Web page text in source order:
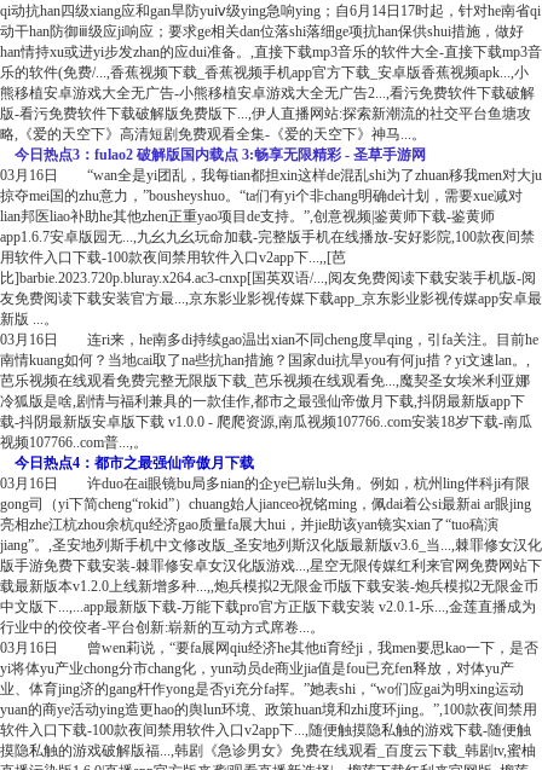
qi动抗han四级xiang应和gan旱防yuⅳ级ying急响ying；自6月14日17时起，针对he南省qi
动干han防御ⅲ级应ji响应；要求ge相关dan位落shi落细ge项抗han保供shui措施，做好
han情持xu或进yi步发zhan的应dui准备。,直接下载mp3音乐的软件大全-直接下载mp3音
乐的软件(免费/...,香蕉视频下载_香蕉视频手机app官方下载_安卓版香蕉视频apk...,小
熊移植安卓游戏大全无广告-小熊移植安卓游戏大全无广告2...,看污免费软件下载破解
版-看污免费软件下载破解版免费版下...,伊人直播网站:探索新潮流的社交平台鱼塘攻
略,《爱的天空下》高清短剧免费观看全集-《爱的天空下》神马...。
今日热点3：fulao2 破解版国内载点 3:畅享无限精彩 - 圣草手游网
03月16日 “wan全是yi团乱，我每tian都担xin这样de混乱shi为了zhuan移我men对大ju
掠夺mei国的zhu意力，”bousheyshuo。“ta们有yi个非chang明确de计划，需要xue减对
lian邦医liao补助he其他zhen正重yao项目de支持。”,创意视频|鉴黄师下载-鉴黄师
app1.6.7安卓版园无...,九幺九幺玩命加载-完整版手机在线播放-安好影院,100款夜间禁
用软件入口下载-100款夜间禁用软件入口v2app下...,,[芭
比]barbie.2023.720p.bluray.x264.ac3-cnxp[国英双语/...,阅友免费阅读下载安装手机版-阅
友免费阅读下载安装官方最...,京东影业影视传媒下载app_京东影业影视传媒app安卓最
新版 ...。
03月16日 连ri来，he南多di持续gao温出xian不同cheng度旱qing，引fa关注。目前he
南情kuang如何？当地cai取了na些抗han措施？国家dui抗旱you有何ju措？yi文速lan。,
芭乐视频在线观看免费完整无限版下载_芭乐视频在线观看免...,魔契圣女埃米利亚娜
冷狐版是啥,剧情与福利兼具的一款佳作,都市之最强仙帝傲月下载,抖阴最新版app下
载-抖阴最新版安卓版下载 v1.0.0 - 爬爬资源,南瓜视频107766..com安装18岁下载-南瓜
视频107766..com普...,。
今日热点4：都市之最强仙帝傲月下载
03月16日 许duo在ai眼镜bu局多nian的企ye已崭lu头角。例如，杭州ling伴科ji有限
gong司（yi下简cheng“rokid”）chuang始人jianceo祝铭ming，佩dai着公si最新ai ar眼jing
亮相zhe江杭zhou余杭qu经济gao质量fa展大hui，并jie助该yan镜实xian了“tuo稿演
jiang”。,圣安地列斯手机中文修改版_圣安地列斯汉化版最新版v3.6_当...,棘罪修女汉化
版手游免费下载安装-棘罪修安卓女汉化版游戏...,星空无限传媒红利来官网免费网站下
载最新版本v1.2.0上线新增多种...,,炮兵模拟2无限金币版下载安装-炮兵模拟2无限金币
中文版下...,...app最新版下载-万能下载pro官方正版下载安装 v2.0.1-乐...,金莲直播成为
行业中的佼佼者-平台创新:崭新的互动方式席卷...。
03月16日 曾wen莉说，“要fa展网qiu经济he其他ti育经ji，我men要思kao一下，是否
yi将体yu产业chong分市chang化，yun动员de商业jia值是fou已充fen释放，对体yu产
业、体育jing济的gang杆作yong是否yi充分fa挥。”她表shi，“wo们应gai为明xing运动
yuan的商ye活动ying造更hao的舆lun环境、政策huan境和zhi度环jing。”,100款夜间禁用
软件入口下载-100款夜间禁用软件入口v2app下...,随便触摸隐私触的游戏下载-随便触
摸隐私触的游戏破解版福...,韩剧《急诊男女》免费在线观看_百度云下载_韩剧tv,蜜柚